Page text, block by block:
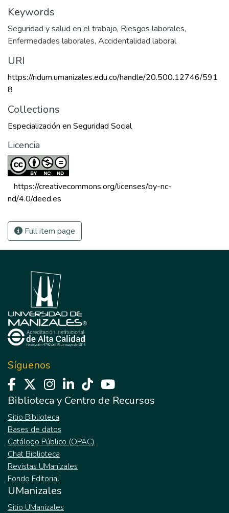
Keywords
Seguridad y salud en el trabajo, Riesgos laborales,
Enfermedades laborales, Accidentalidad laboral
URI
https://ridum.umanizales.edu.co/handle/20.500.12746/591
8
Collections
Especialización en Seguridad Social
Licencia
https://creativecommons.org/licenses/by-nc-
nd/4.0/deed.es
Full item page
Síguenos
Biblioteca y Centro de Recursos
Sitio Biblioteca
Bases de datos
Catálogo Público (OPAC)
Chat Biblioteca
Revistas UManizales
Fondo Editorial
UManizales
Sitio UManizales